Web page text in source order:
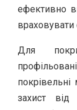
ефективно
враховувати
Для
покрівельні
захист від